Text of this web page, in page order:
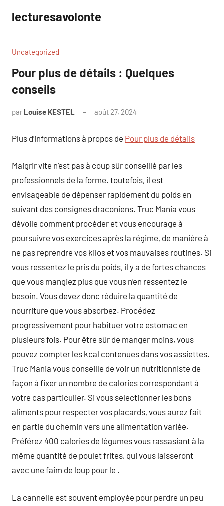
contenu
lecturesavolonte
Uncategorized
Pour plus de détails : Quelques
conseils
par Louise KESTEL août 27, 2024
Plus d’informations à propos de Pour plus de détails
Maigrir vite n’est pas à coup sûr conseillé par les
professionnels de la forme. toutefois, il est
envisageable de dépenser rapidement du poids en
suivant des consignes draconiens. Truc Mania vous
dévoile comment procéder et vous encourage à
poursuivre vos exercices après la régime, de manière à
ne pas reprendre vos kilos et vos mauvaises routines. Si
vous ressentez le pris du poids, il y a de fortes chances
que vous mangiez plus que vous n’en ressentez le
besoin. Vous devez donc réduire la quantité de
nourriture que vous absorbez. Procédez
progressivement pour habituer votre estomac en
plusieurs fois. Pour être sûr de manger moins, vous
pouvez compter les kcal contenues dans vos assiettes.
Truc Mania vous conseille de voir un nutritionniste de
façon à fixer un nombre de calories correspondant à
votre cas particulier. Si vous selectionner les bons
aliments pour respecter vos placards, vous aurez fait
en partie du chemin vers une alimentation variée.
Préférez 400 calories de légumes vous rassasiant à la
même quantité de poulet frites, qui vous laisseront
avec une faim de loup pour le .
La cannelle est souvent employée pour perdre un peu